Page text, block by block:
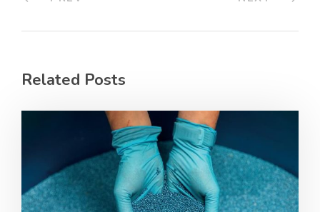
Related Posts